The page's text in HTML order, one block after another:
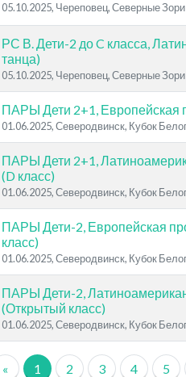
05.10.2025, Череповец, Северные Зори
РС В. Дети-2 до C класса,
танца)
05.10.2025, Череповец, Северные Зори
ПАРЫ Дети 2+1, Европейская
01.06.2025, Северодвинск, Кубок
ПАРЫ Дети 2+1,
(D класс)
01.06.2025, Северодвинск, Кубок
ПАРЫ Дети-2, Европейская
класс)
01.06.2025, Северодвинск, Кубок
ПАРЫ Дети-2,
(Открытый класс)
01.06.2025, Северодвинск, Кубок
« 1 2 3 4 5